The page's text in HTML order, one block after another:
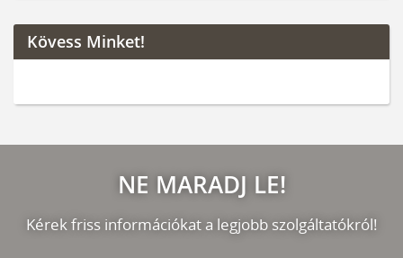
Kövess Minket!
NE MARADJ LE!
Kérek friss információkat a legjobb szolgáltatókról!